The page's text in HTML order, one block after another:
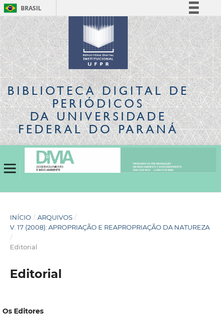
BRASIL
Simplifique!
Comunica BR
Participe
Acesso à informação
Legislação
Canais
BIBLIOTECA DIGITALDE
PERIÓDICOS
DA UNIVERSIDADE
FEDERAL DO PARANÁ
INÍCIO / ARQUIVOS /
V. 17 (2008): APROPRIAÇÃO E REAPROPRIAÇÃO DA NATUREZA
/
Editorial
Editorial
Os Editores